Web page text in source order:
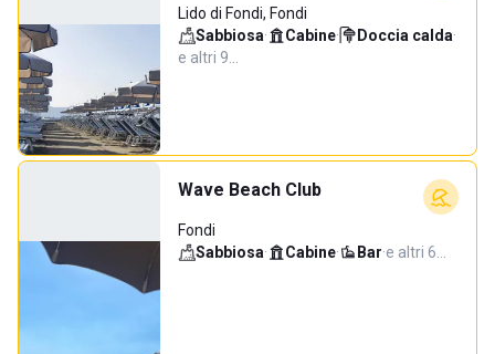
Lido di Fondi, Fondi
Sabbiosa· Cabine· Doccia calda·
e altri 9…
Wave Beach Club
Fondi
Sabbiosa· Cabine· Bar·e altri 6…